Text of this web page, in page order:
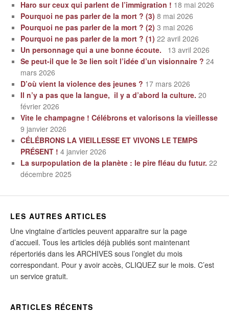
Haro sur ceux qui parlent de l’immigration ! 18 mai 2026
Pourquoi ne pas parler de la mort ? (3) 8 mai 2026
Pourquoi ne pas parler de la mort ? (2) 3 mai 2026
Pourquoi ne pas parler de la mort ? (1) 22 avril 2026
Un personnage qui a une bonne écoute.
13 avril 2026
Se peut-il que le 3e lien soit l’idée d’un visionnaire ? 24
mars 2026
D’où vient la violence des jeunes ? 17 mars 2026
Il n’y a pas que la langue, il y a d’abord la culture. 20
février 2026
Vite le champagne ! Célébrons et valorisons la vieillesse
9 janvier 2026
CÉLÉBRONS LA VIEILLESSE ET VIVONS LE TEMPS
PRÉSENT ! 4 janvier 2026
La surpopulation de la planète : le pire fléau du futur. 22
décembre 2025
LES AUTRES ARTICLES
Une vingtaine d’articles peuvent apparaitre sur la page
d’accueil. Tous les articles déjà publiés sont maintenant
répertoriés dans les ARCHIVES sous l’onglet du mois
correspondant. Pour y avoir accès, CLIQUEZ sur le mois. C’est
un service gratuit.
ARTICLES RÉCENTS